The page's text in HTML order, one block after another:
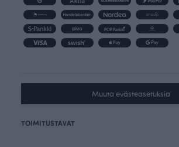
Muuta evästeasetuksia
TOIMITUSTAVAT